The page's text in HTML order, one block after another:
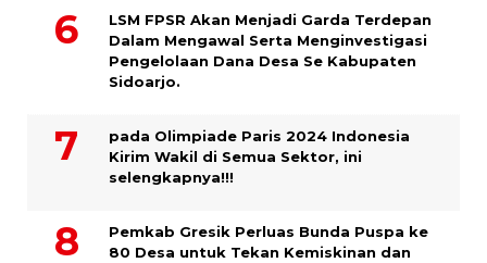
LSM FPSR Akan Menjadi Garda Terdepan
Dalam Mengawal Serta Menginvestigasi
Pengelolaan Dana Desa Se Kabupaten
Sidoarjo.
pada Olimpiade Paris 2024 Indonesia
Kirim Wakil di Semua Sektor, ini
selengkapnya!!!
Pemkab Gresik Perluas Bunda Puspa ke
80 Desa untuk Tekan Kemiskinan dan